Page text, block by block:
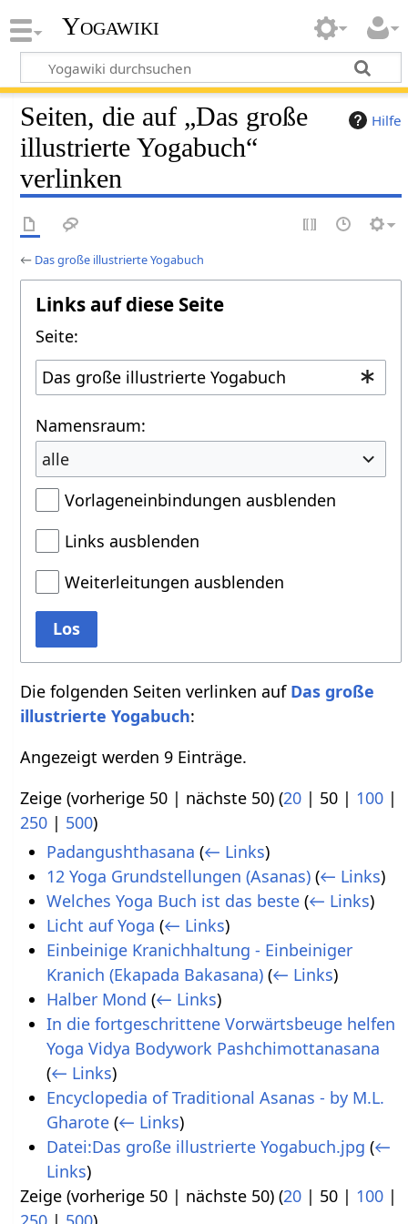
Yogawiki
Hilfe
Seiten, die auf „Das große
illustrierte Yogabuch“
verlinken
← Das große illustrierte Yogabuch
Links auf diese Seite
Seite:
Namensraum:
alle
Vorlageneinbindungen ausblenden
Links ausblenden
Weiterleitungen ausblenden
Los
Die folgenden Seiten verlinken auf Das große
illustrierte Yogabuch:
Angezeigt werden 9 Einträge.
Zeige (vorherige 50 | nächste 50) (20 | 50 | 100 |
250 | 500)
Padangushthasana (← Links)
12 Yoga Grundstellungen (Asanas) (← Links)
Welches Yoga Buch ist das beste (← Links)
Licht auf Yoga (← Links)
Einbeinige Kranichhaltung - Einbeiniger
Kranich (Ekapada Bakasana) (← Links)
Halber Mond (← Links)
In die fortgeschrittene Vorwärtsbeuge helfen
Yoga Vidya Bodywork Pashchimottanasana
(← Links)
Encyclopedia of Traditional Asanas - by M.L.
Gharote (← Links)
Datei:Das große illustrierte Yogabuch.jpg (←
Links)
Zeige (vorherige 50 | nächste 50) (20 | 50 | 100 |